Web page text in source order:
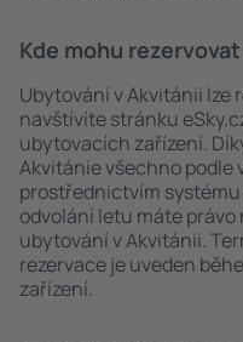
Kde mohu
Ubytování v Akvitánii lze
navštívíte stránku
ubytovacích zařízení.
Akvitánie všechno podle
prostřednictvím
odvolání letu máte
ubytování v Akvitánii.
rezervace je uveden
zařízení.